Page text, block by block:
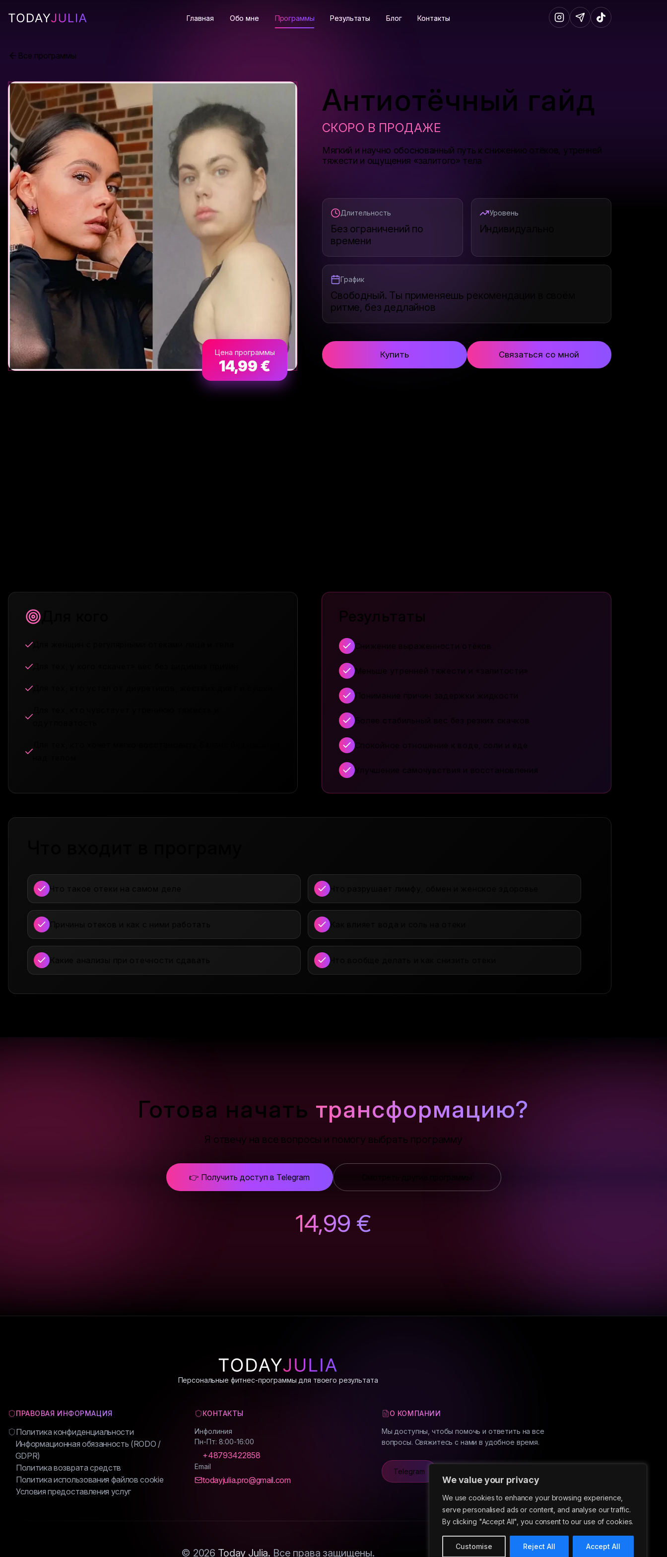
We value your privacy
We use cookies to enhance your browsing experience,
serve personalised ads or content, and analyse our traffic.
By clicking "Accept All", you consent to our use of cookies.
Customise Reject All Accept All
Главная Обо мне Программы Результаты Блог Контакты
Instagram страница
Telegram
TikTok
Все программы
Цена программы
14,99 €
Антиотёчный гайд
СКОРО В ПРОДАЖЕ
Мягкий и научно обоснованный путь к снижению отёков, утренней
тяжести и ощущения «залитого» тела
Длительность
Без ограничений по
времени
Уровень
Индивидуально
График
Свободный. Ты применяешь рекомендации в своём
ритме, без дедлайнов
Купить Связаться со мной
Для женщин с регулярными отёками лица и тела
Для тех, у кого «скачет» вес без видимых причин
Для тех, кто устал от диуретиков, жёстких диет и сушки
Результаты
Снижение выраженности отёков
Меньше утренней тяжести и «залитости»
Понимание причин задержки жидкости
Более стабильный вес без резких скачков
Спокойное отношение к воде, соли и еде
Улучшение самочувствия и восстановления
Что такое отеки на самом деле Что разрушает лимфу, обмен и женское здоровье
Причины отеков и как с ними работать Как влияет вода и соль на отеки
Какие анализы при отечности сдавать Что вообще делать и как снизить отеки
Готова начать трансформацию?
Я отвечу на все вопросы и помогу выбрать программу
👉 Получить доступ в Telegram
14,99 €
Персональные фитнес-программы для твоего результата
ПРАВОВАЯ ИНФОРМАЦИЯ
Политика конфиденциальности
Информационная обязанность (RODO /
GDPR)
Политика возврата средств
Политика использования файлов cookie
Условия предоставления услуг
КОНТАКТЫ
Инфолиния
Пн-Пт: 8:00-16:00
+48793422858
Email
todayjulia.pro@gmail.com
О КОМПАНИИ
Мы доступны, чтобы помочь и ответить на все
вопросы. Свяжитесь с нами в удобное время.
Telegram
© 2026 Today Julia. Все права защищены.